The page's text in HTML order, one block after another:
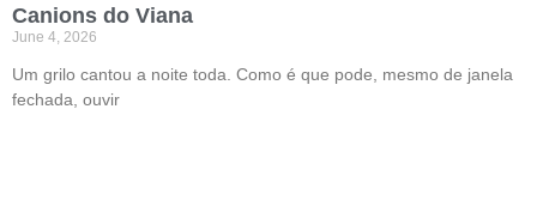
Canions do Viana
June 4, 2026
Um grilo cantou a noite toda. Como é que pode, mesmo de janela
fechada, ouvir